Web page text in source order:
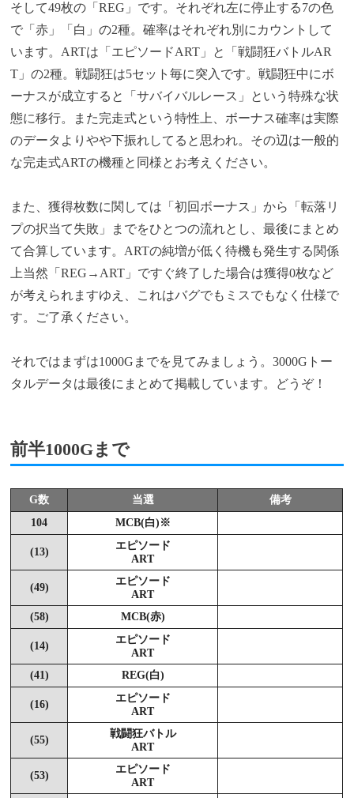
そして49枚の「REG」です。それぞれ左に停止する7の色
で「赤」「白」の2種。確率はそれぞれ別にカウントして
います。ARTは「エピソードART」と「戦闘狂バトルAR
T」の2種。戦闘狂は5セット毎に突入です。戦闘狂中にボ
ーナスが成立すると「サバイバルレース」という特殊な状
態に移行。また完走式という特性上、ボーナス確率は実際
のデータよりやや下振れしてると思われ。その辺は一般的
な完走式ARTの機種と同様とお考えください。
また、獲得枚数に関しては「初回ボーナス」から「転落リ
プの択当て失敗」までをひとつの流れとし、最後にまとめ
て合算しています。ARTの純増が低く待機も発生する関係
上当然「REG→ART」ですぐ終了した場合は獲得0枚など
が考えられますゆえ、これはバグでもミスでもなく仕様で
す。ご了承ください。
それではまずは1000Gまでを見てみましょう。3000Gトー
タルデータは最後にまとめて掲載しています。どうぞ！
前半1000Gまで
G数 当選
備考
104
MCB(白)※
(13)
エピソード
ART
(49)
エピソード
ART
(58)
MCB(赤)
(14)
エピソード
ART
(41)
REG(白)
(16)
エピソード
ART
(55)
戦闘狂バトル
ART
(53)
エピソード
ART